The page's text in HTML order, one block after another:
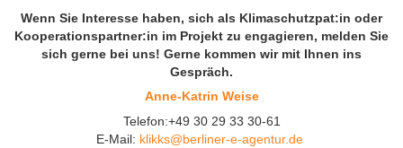
Wenn Sie Interesse haben, sich als Klimaschutzpat:in oder
Kooperationspartner:in im Projekt zu engagieren, melden Sie
sich gerne bei uns! Gerne kommen wir mit Ihnen ins
Gespräch.
Anne-Katrin Weise
Telefon:+49 30 29 33 30-61
E-Mail: klikks@berliner-e-agentur.de